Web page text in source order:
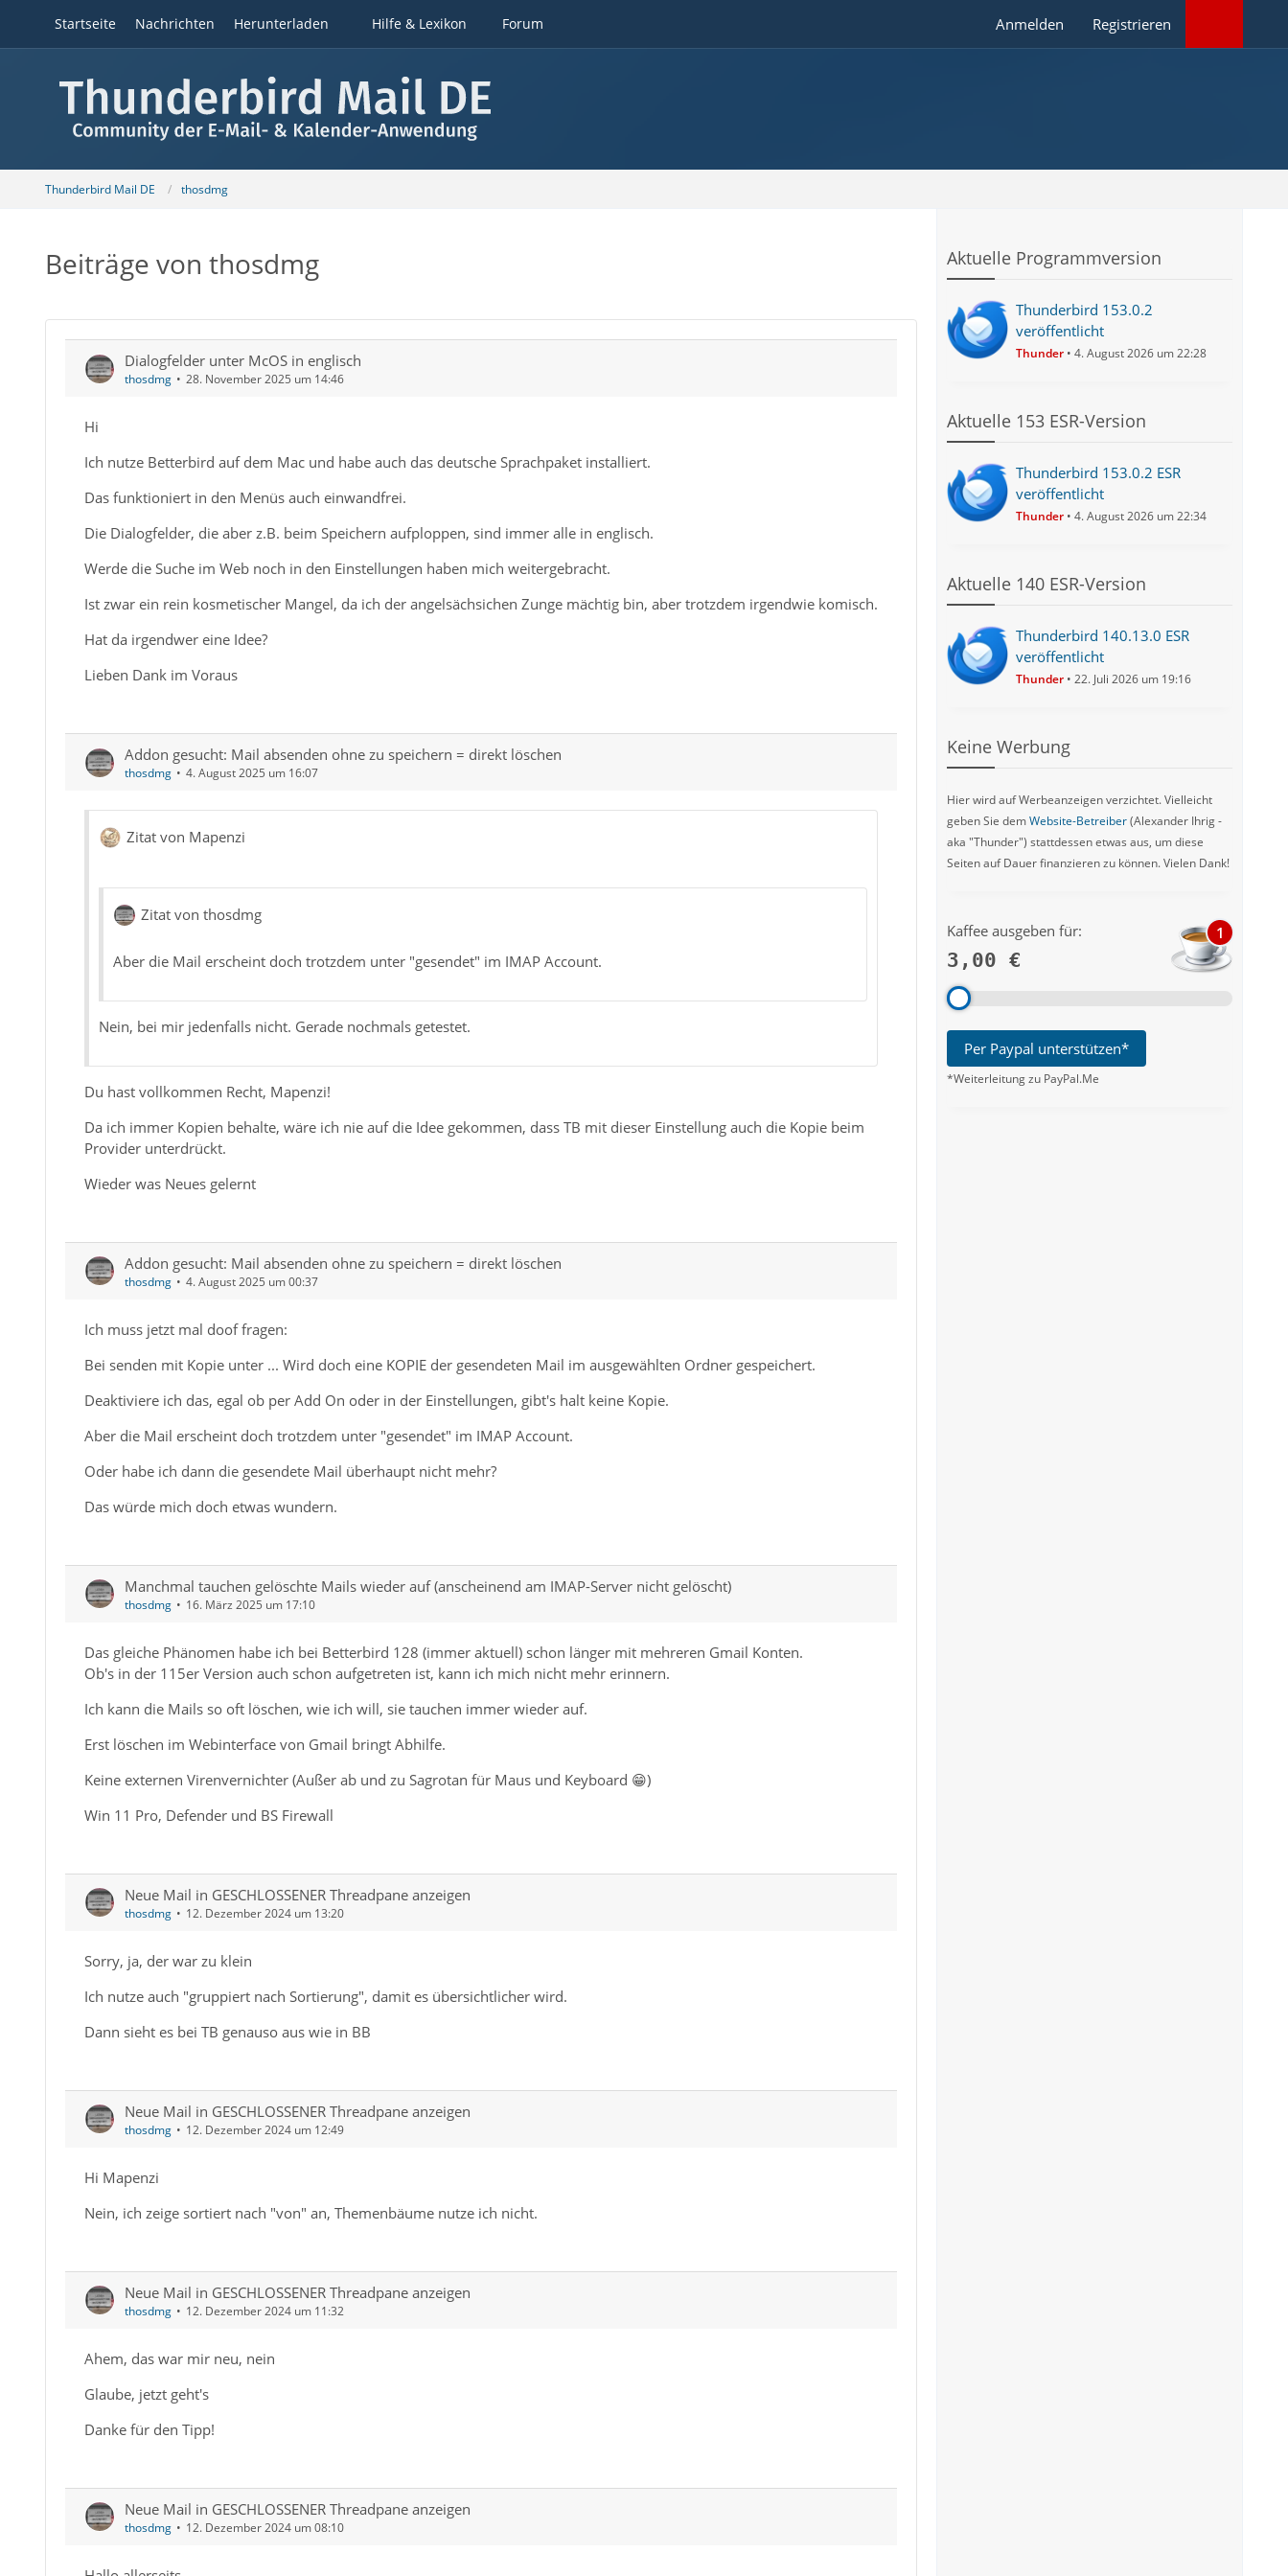
Startseite Nachrichten Herunterladen Hilfe & Lexikon Forum Anmelden Registrieren
Thunderbird Mail DE thosdmg
Beiträge von thosdmg
Dialogfelder unter McOS in englisch
thosdmg 28. November 2025 um 14:46
Hi
Ich nutze Betterbird auf dem Mac und habe auch das deutsche Sprachpaket installiert.
Das funktioniert in den Menüs auch einwandfrei.
Die Dialogfelder, die aber z.B. beim Speichern aufploppen, sind immer alle in englisch.
Werde die Suche im Web noch in den Einstellungen haben mich weitergebracht.
Ist zwar ein rein kosmetischer Mangel, da ich der angelsächsichen Zunge mächtig bin, aber trotzdem irgendwie komisch.
Hat da irgendwer eine Idee?
Lieben Dank im Voraus
Addon gesucht: Mail absenden ohne zu speichern = direkt löschen
thosdmg 4. August 2025 um 16:07
Zitat von Mapenzi
Zitat von thosdmg
Aber die Mail erscheint doch trotzdem unter "gesendet" im IMAP Account.
Nein, bei mir jedenfalls nicht. Gerade nochmals getestet.
Du hast vollkommen Recht, Mapenzi!
Da ich immer Kopien behalte, wäre ich nie auf die Idee gekommen, dass TB mit dieser Einstellung auch die Kopie beim
Provider unterdrückt.
Wieder was Neues gelernt
Addon gesucht: Mail absenden ohne zu speichern = direkt löschen
thosdmg 4. August 2025 um 00:37
Ich muss jetzt mal doof fragen:
Bei senden mit Kopie unter ... Wird doch eine KOPIE der gesendeten Mail im ausgewählten Ordner gespeichert.
Deaktiviere ich das, egal ob per Add On oder in der Einstellungen, gibt's halt keine Kopie.
Aber die Mail erscheint doch trotzdem unter "gesendet" im IMAP Account.
Oder habe ich dann die gesendete Mail überhaupt nicht mehr?
Das würde mich doch etwas wundern.
Manchmal tauchen gelöschte Mails wieder auf (anscheinend am IMAP-Server nicht gelöscht)
thosdmg 16. März 2025 um 17:10
Das gleiche Phänomen habe ich bei Betterbird 128 (immer aktuell) schon länger mit mehreren Gmail Konten.
Ob's in der 115er Version auch schon aufgetreten ist, kann ich mich nicht mehr erinnern.
Ich kann die Mails so oft löschen, wie ich will, sie tauchen immer wieder auf.
Erst löschen im Webinterface von Gmail bringt Abhilfe.
Keine externen Virenvernichter (Außer ab und zu Sagrotan für Maus und Keyboard 😁)
Win 11 Pro, Defender und BS Firewall
Neue Mail in GESCHLOSSENER Threadpane anzeigen
thosdmg 12. Dezember 2024 um 13:20
Sorry, ja, der war zu klein
Ich nutze auch "gruppiert nach Sortierung", damit es übersichtlicher wird.
Dann sieht es bei TB genauso aus wie in BB
Neue Mail in GESCHLOSSENER Threadpane anzeigen
thosdmg 12. Dezember 2024 um 12:49
Hi Mapenzi
Nein, ich zeige sortiert nach "von" an, Themenbäume nutze ich nicht.
Neue Mail in GESCHLOSSENER Threadpane anzeigen
thosdmg 12. Dezember 2024 um 11:32
Ahem, das war mir neu, nein
Glaube, jetzt geht's
Danke für den Tipp!
Neue Mail in GESCHLOSSENER Threadpane anzeigen
thosdmg 12. Dezember 2024 um 08:10
Aktuelle Programmversion
Thunderbird 153.0.2
veröffentlicht
Thunder 4. August 2026 um 22:28
Aktuelle 153 ESR-Version
Thunderbird 153.0.2 ESR
veröffentlicht
Thunder 4. August 2026 um 22:34
Aktuelle 140 ESR-Version
Thunderbird 140.13.0 ESR
veröffentlicht
Thunder 22. Juli 2026 um 19:16
Keine Werbung
Hier wird auf Werbeanzeigen verzichtet. Vielleicht
geben Sie demWebsite-Betreiber(Alexander Ihrig -
aka "Thunder") stattdessen etwas aus, um diese
Seiten auf Dauer finanzieren zu können. Vielen Dank!
Kaffee ausgeben für:
3,00 €
1
Per Paypal unterstützen*
*Weiterleitung zu PayPal.Me